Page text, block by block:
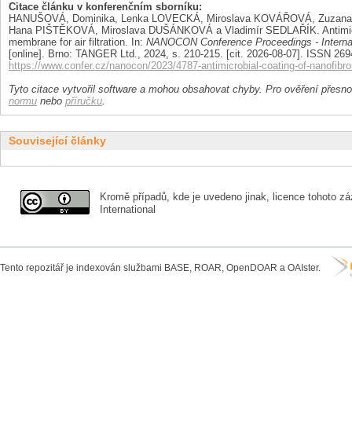
Citace článku v konferenčním sborníku:
HANUŠOVÁ, Dominika, Lenka LOVECKÁ, Miroslava KOVÁŘOVÁ,
Hana PIŠTĚKOVÁ, Miroslava DUŠÁNKOVÁ a Vladimír SEDLAŘÍK.
membrane for air filtration. In: NANOCON Conference Proceedings -
[online]. Brno: TANGER Ltd., 2024, s. 210-215. [cit. 2026-08-07]. ISSN
https://www.confer.cz/nanocon/2023/4787-antimicrobial-coating-of-
Tyto citace vytvořil software a mohou obsahovat chyby. Pro ověření
normu nebo příručku.
Související články
Kromě případů, kde je uvedeno jinak, licence tohoto
International
Tento repozitář je indexován službami BASE, ROAR, OpenDOAR a OAIster.